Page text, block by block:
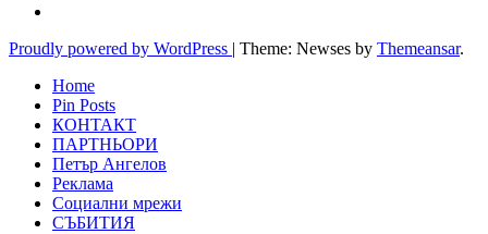
Proudly powered by WordPress | Theme: Newses by Themeansar.
Home
Pin Posts
КОНТАКТ
ПАРТНЬОРИ
Петър Ангелов
Реклама
Социални мрежи
СЪБИТИЯ